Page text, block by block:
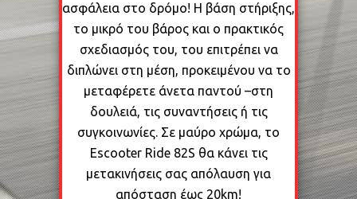
ασφάλεια στο δρόμο! Η βάση στήριξης,
το μικρό του βάρος και ο πρακτικός
σχεδιασμός του, του επιτρέπει να
διπλώνει στη μέση, προκειμένου να το
μεταφέρετε άνετα παντού –στη
δουλειά, τις συναντήσεις ή τις
συγκοινωνίες. Σε μαύρο χρώμα, το
Escooter Ride 82S θα κάνει τις
μετακινήσεις σας απόλαυση για
απόσταση έως 20km!